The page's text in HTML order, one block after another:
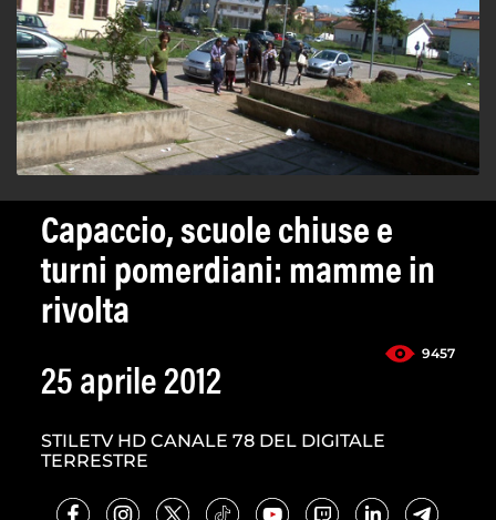
Capaccio, scuole chiuse e
turni pomerdiani: mamme in
rivolta
9457
25 aprile 2012
STILETV HD CANALE 78 DEL DIGITALE
TERRESTRE